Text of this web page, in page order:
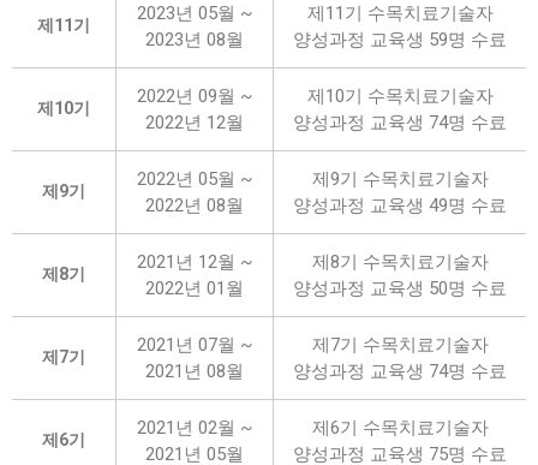
제11기
2023년 05월 ~
2023년 08월
제11기 수목치료기술자
양성과정 교육생 59명 수료
제10기
2022년 09월 ~
2022년 12월
제10기 수목치료기술자
양성과정 교육생 74명 수료
제9기
2022년 05월 ~
2022년 08월
제9기 수목치료기술자
양성과정 교육생 49명 수료
제8기
2021년 12월 ~
2022년 01월
제8기 수목치료기술자
양성과정 교육생 50명 수료
제7기
2021년 07월 ~
2021년 08월
제7기 수목치료기술자
양성과정 교육생 74명 수료
제6기
2021년 02월 ~
2021년 05월
제6기 수목치료기술자
양성과정 교육생 75명 수료